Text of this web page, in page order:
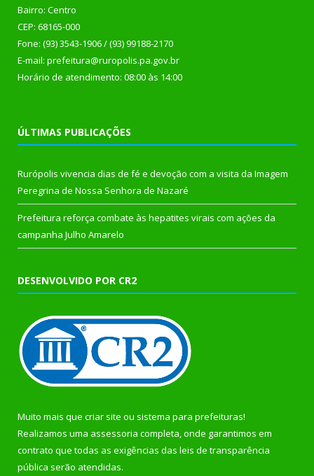
Bairro: Centro
CEP: 68165-000
Fone: (93) 3543-1906 / (93) 99188-2170
E-mail: prefeitura@ruropolis.pa.gov.br
Horário de atendimento: 08:00 às 14:00
ÚLTIMAS PUBLICAÇÕES
Rurópolis vivencia dias de fé e devoção com a visita da Imagem
Peregrina de Nossa Senhora de Nazaré
Prefeitura reforça combate às hepatites virais com ações da
campanha Julho Amarelo
DESENVOLVIDO POR CR2
Muito mais que criar site ou sistema para prefeituras!
Realizamos uma assessoria completa, onde garantimos em
contrato que todas as exigências das leis de transparência
pública serão atendidas.